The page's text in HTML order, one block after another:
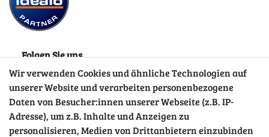
Folgen Sie uns
Wir verwenden Cookies und ähnliche Technologien auf
unserer Website und verarbeiten personenbezogene
Daten von Besucher:innen unserer Webseite (z.B. IP-
Adresse), um z.B. Inhalte und Anzeigen zu
personalisieren, Medien von Drittanbietern einzubinden